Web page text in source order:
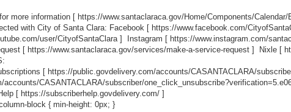
more information [ https://www.santaclaraca.gov/Home/Components/Calendar/
with City of Santa Clara: Facebook [ https://www.facebook.com/
user/CityofSantaClara] Instagram [ https://www.instagram.com/
[ https://www.santaclaraca.gov/services/make-a-service-request ] Nixle [
[ https://public.govdelivery.com/accounts/CASANTACLARA/
accounts/CASANTACLARA/subscriber/
[ https://subscriberhelp.govdelivery.com/ ]
block { min-height: 0px; }